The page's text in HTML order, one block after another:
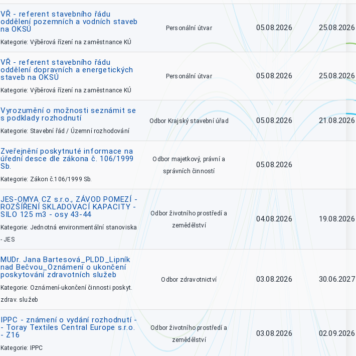
VŘ - referent stavebního řádu
oddělení pozemních a vodních staveb
na OKSÚ
Kategorie: Výběrová řízení na zaměstnance KÚ
Personální útvar 05.08.2026 25.08.2026
VŘ - referent stavebního řádu
oddělení dopravních a energetických
staveb na OKSÚ
Kategorie: Výběrová řízení na zaměstnance KÚ
Personální útvar 05.08.2026 25.08.2026
Vyrozumění o možnosti seznámit se
s podklady rozhodnutí
Kategorie: Stavební řád / Územní rozhodování
Odbor Krajský stavební úřad 05.08.2026 21.08.2026
Zveřejnění poskytnuté informace na
úřední desce dle zákona č. 106/1999
Sb.
Kategorie: Zákon č.106/1999 Sb.
Odbor majetkový, právní a
správních činností
05.08.2026
JES-OMYA CZ s.r.o., ZÁVOD POMEZÍ -
ROZŠÍŘENÍ SKLADOVACÍ KAPACITY -
SILO 125 m3 - osy 43-44
Kategorie: Jednotná environmentální stanoviska
- JES
Odbor životního prostředí a
zemědělství
04.08.2026 19.08.2026
MUDr. Jana Bartesová_PLDD_Lipník
nad Bečvou_Oznámení o ukončení
poskytování zdravotních služeb
Kategorie: Oznámení-ukončení činnosti poskyt.
zdrav. služeb
Odbor zdravotnictví 03.08.2026 30.06.2027
IPPC - známení o vydání rozhodnutí -
- Toray Textiles Central Europe s.r.o.
- Z16
Kategorie: IPPC
Odbor životního prostředí a
zemědělství
03.08.2026 02.09.2026